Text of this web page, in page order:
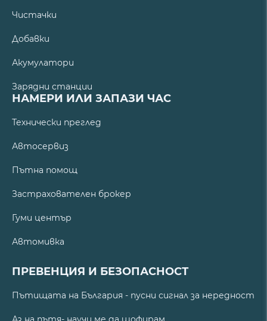
Чистачки
Добавки
Акумулатори
Зарядни станции
НАМЕРИ ИЛИ ЗАПАЗИ ЧАС
Технически преглед
Автосервиз
Пътна помощ
Застрахователен брокер
Гуми център
Автомивка
ПРЕВЕНЦИЯ И БЕЗОПАСНОСТ
Пътищата на България - пусни сигнал за нередност